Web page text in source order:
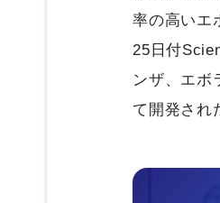
率の高いエ
25日付
ンザ、エボ
て開発され